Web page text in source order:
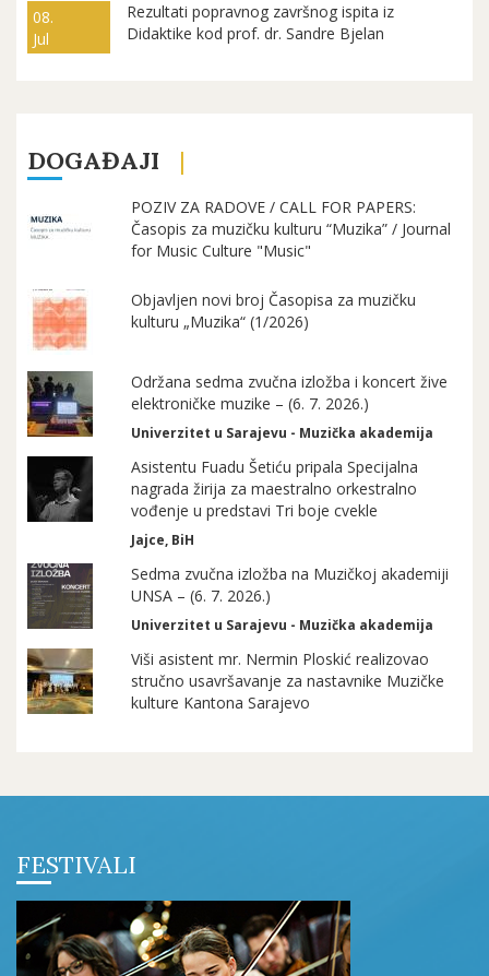
08.
Jul
Rezultati popravnog završnog ispita iz
Didaktike kod prof. dr. Sandre Bjelan
DOGAĐAJI
POZIV ZA RADOVE / CALL FOR PAPERS:
Časopis za muzičku kulturu “Muzika” / Journal
for Music Culture "Music"
Objavljen novi broj Časopisa za muzičku
kulturu „Muzika“ (1/2026)
Održana sedma zvučna izložba i koncert žive
elektroničke muzike – (6. 7. 2026.)
Univerzitet u Sarajevu - Muzička akademija
Asistentu Fuadu Šetiću pripala Specijalna
nagrada žirija za maestralno orkestralno
vođenje u predstavi Tri boje cvekle
Jajce, BiH
Sedma zvučna izložba na Muzičkoj akademiji
UNSA – (6. 7. 2026.)
Univerzitet u Sarajevu - Muzička akademija
Viši asistent mr. Nermin Ploskić realizovao
stručno usavršavanje za nastavnike Muzičke
kulture Kantona Sarajevo
FESTIVALI